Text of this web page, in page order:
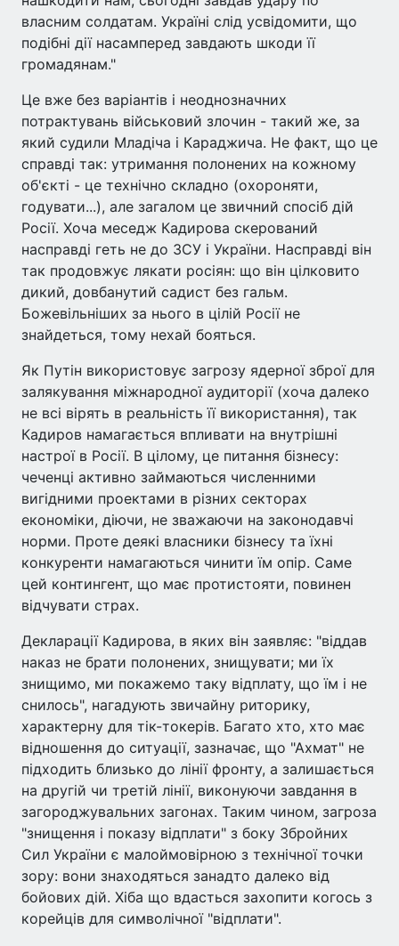
власним солдатам. Україні слід усвідомити, що
подібні дії насамперед завдають шкоди її
громадянам."
Це вже без варіантів і неоднозначних
потрактувань військовий злочин - такий же, за
який судили Младіча і Караджича. Не факт, що це
справді так: утримання полонених на кожному
об'єкті - це технічно складно (охороняти,
годувати...), але загалом це звичний спосіб дій
Росії. Хоча меседж Кадирова скерований
насправді геть не до ЗСУ і України. Насправді він
так продовжує лякати росіян: що він цілковито
дикий, довбанутий садист без гальм.
Божевільніших за нього в цілій Росії не
знайдеться, тому нехай бояться.
Як Путін використовує загрозу ядерної зброї для
залякування міжнародної аудиторії (хоча далеко
не всі вірять в реальність її використання), так
Кадиров намагається впливати на внутрішні
настрої в Росії. В цілому, це питання бізнесу:
чеченці активно займаються численними
вигідними проектами в різних секторах
економіки, діючи, не зважаючи на законодавчі
норми. Проте деякі власники бізнесу та їхні
конкуренти намагаються чинити їм опір. Саме
цей контингент, що має протистояти, повинен
відчувати страх.
Декларації Кадирова, в яких він заявляє: "віддав
наказ не брати полонених, знищувати; ми їх
знищимо, ми покажемо таку відплату, що їм і не
снилось", нагадують звичайну риторику,
характерну для тік-токерів. Багато хто, хто має
відношення до ситуації, зазначає, що "Ахмат" не
підходить близько до лінії фронту, а залишається
на другій чи третій лінії, виконуючи завдання в
загороджувальних загонах. Таким чином, загроза
"знищення і показу відплати" з боку Збройних
Сил України є малоймовірною з технічної точки
зору: вони знаходяться занадто далеко від
бойових дій. Хіба що вдасться захопити когось з
корейців для символічної "відплати".